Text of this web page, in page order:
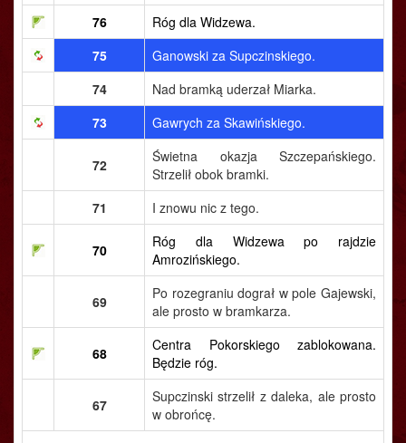
76
Róg dla Widzewa.
75
Ganowski za Supczinskiego.
74
Nad bramką uderzał Miarka.
73
Gawrych za Skawińskiego.
72
Świetna okazja Szczepańskiego.
Strzelił obok bramki.
71
I znowu nic z tego.
70
Róg dla Widzewa po rajdzie
Amrozińskiego.
69
Po rozegraniu dograł w pole Gajewski,
ale prosto w bramkarza.
68
Centra Pokorskiego zablokowana.
Będzie róg.
67
Supczinski strzelił z daleka, ale prosto
w obrońcę.